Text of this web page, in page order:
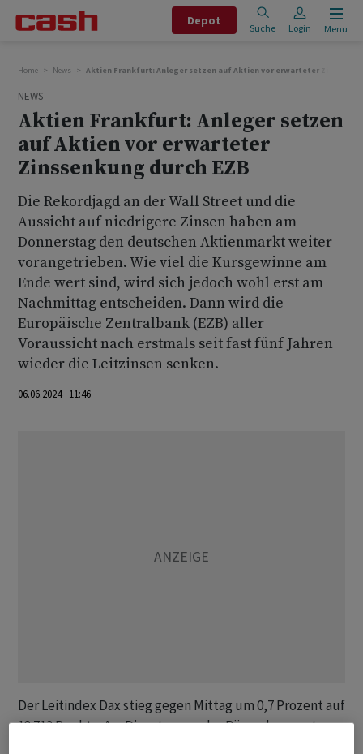
Depot
Suche Login Menu
Home News Aktien Frankfurt: Anleger setzen auf Aktien vor erwarteter
NEWS
Aktien Frankfurt: Anleger setzen
auf Aktien vor erwarteter
Zinssenkung durch EZB
Die Rekordjagd an der Wall Street und die
Aussicht auf niedrigere Zinsen haben am
Donnerstag den deutschen Aktienmarkt weiter
vorangetrieben. Wie viel die Kursgewinne am
Ende wert sind, wird sich jedoch wohl erst am
Nachmittag entscheiden. Dann wird die
Europäische Zentralbank (EZB) aller
Voraussicht nach erstmals seit fast fünf Jahren
wieder die Leitzinsen senken.
06.06.2024 11:46
Der Leitindex Dax stieg gegen Mittag um 0,7 Prozent auf
18 713 Punkte. Am Dienstag war das Börsenbarometer